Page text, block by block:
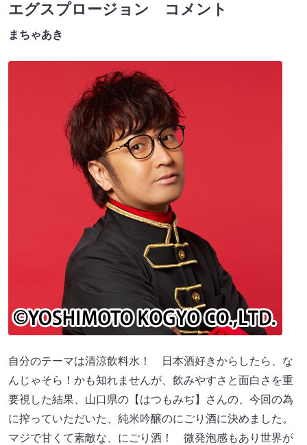
エグスプロージョン コメント
まちゃあき
自分のテーマは清涼飲料水！ 日本酒好きからしたら、な
んじゃそら！かも知れませんが、飲みやすさと面白さを重
要視した結果、山口県の【はつもみぢ】さんの、今回の為
に搾っていただいた、純米吟醸のにごり酒に決めました。
マジで甘くて素敵な、にごり酒！ 微発泡感もあり世界が